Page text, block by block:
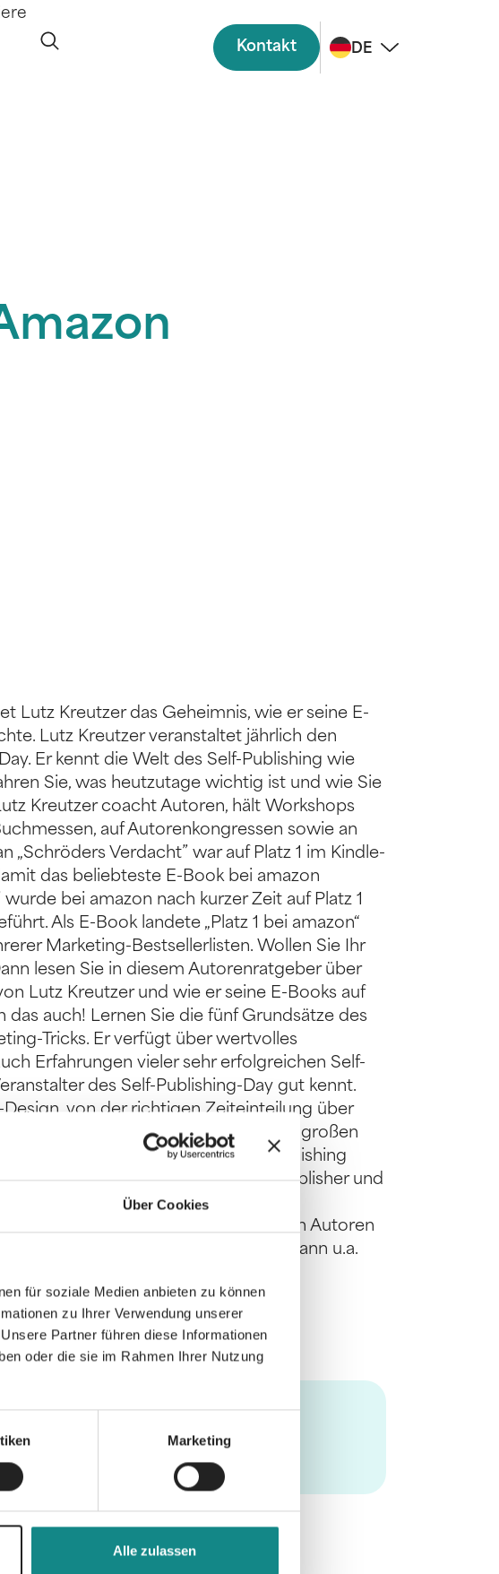
Über Cookies
für soziale Medien anbieten zu können
zu Ihrer Verwendung unserer
Partner führen diese Informationen
oder die sie im Rahmen Ihrer Nutzung
Marketing
Alle zulassen
Kontakt DE
Lutz Kreutzer das Geheimnis, wie er seine E-
Lutz Kreutzer veranstaltet jährlich den
Er kennt die Welt des Self-Publishing wie
Sie, was heutzutage wichtig ist und wie Sie
Kreutzer coacht Autoren, hält Workshops
auf Autorenkongressen sowie an
„Schröders Verdacht” war auf Platz 1 im Kindle-
das beliebteste E-Book bei amazon
bei amazon nach kurzer Zeit auf Platz 1
Als E-Book landete „Platz 1 bei amazon“
Marketing-Bestsellerlisten. Wollen Sie Ihr
lesen Sie in diesem Autorenratgeber über
Lutz Kreutzer und wie er seine E-Books auf
das auch! Lernen Sie die fünf Grundsätze des
Tricks. Er verfügt über wertvolles
Erfahrungen vieler sehr erfolgreichen Self-
des Self-Publishing-Day gut kennt.
von der richtigen Zeiteinteilung über
dem Einordnen der Buchtitel bei den großen
Sie, wie erfolgreiches Self-Publishing
es selbst! Dr. Lutz Kreutzer ist Selfpublisher und
und Herausgeber von
er mit international sehr erfolgreichen Autoren
Venske, Silvia Götschi, Sunil Mann u.a.
und IT-Firmen.